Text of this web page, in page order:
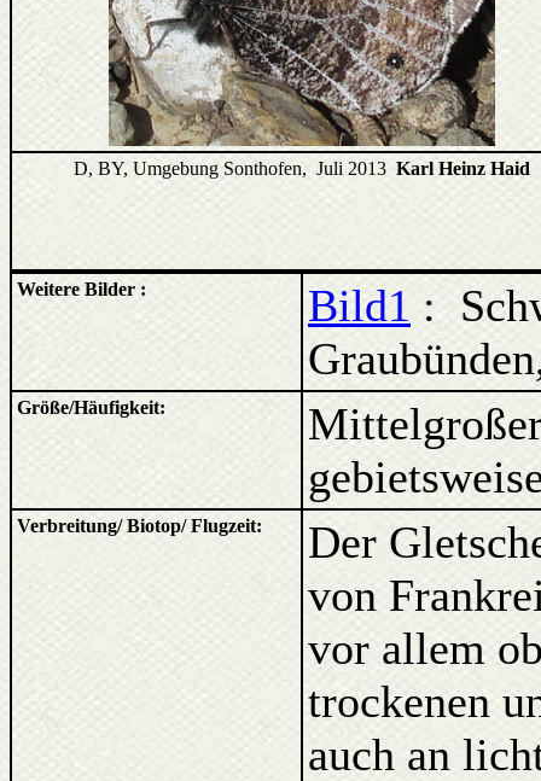
D, BY, Umgebung Sonthofen, Juli 2013 Karl Heinz Haid
Weitere Bilder : Bild1 :
Größe/Häufigkeit:
Verbreitung/ Biotop/ Flugzeit:
Der
von
vor allem
trockenen
auch an